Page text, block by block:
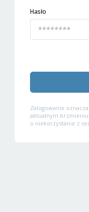
Hasło
Zalogowanie
aktualnym
o niekorzystanie z